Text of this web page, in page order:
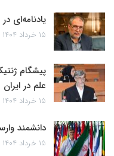
یادنامه‌ای
۱۵ خرداد ۱۴۰۴
پیشگام
علم در ایران
۱۵ خرداد ۱۴۰۴
دانشمند
۱۵ خرداد ۱۴۰۴